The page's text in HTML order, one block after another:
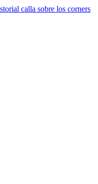
calla sobre los corners